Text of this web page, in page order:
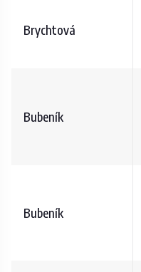
Brychtová
Bubeník
Bubeník